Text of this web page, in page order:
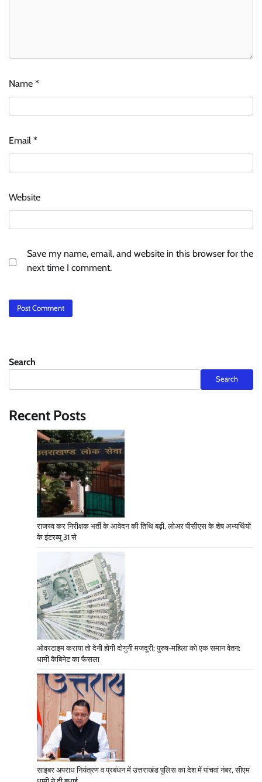
Name *
Email *
Website
Save my name, email, and website in this browser for the
next time I comment.
Search
Search
Recent Posts
राजस्व कर निरीक्षक भर्ती के आवेदन की तिथि बढ़ी, लोअर पीसीएस के शेष अभ्यर्थियों
के इंटरव्यू 31 से
ओवरटाइम कराया तो देनी होगी दोगुनी मजदूरी; पुरुष-महिला को एक समान वेतन:
धामी कैबिनेट का फैसला
साइबर अपराध नियंत्रण व प्रबंधन में उत्तराखंड पुलिस का देश में पांचवां नंबर, सीएम